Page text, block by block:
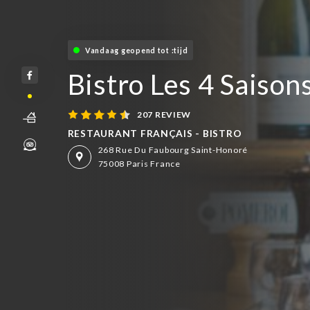
Vandaag geopend tot :tijd
Bistro Les 4
207 REVIEW
RESTAURANT FRANÇAIS - BISTRO
268 Rue Du Faubourg Saint-Honoré
75008 Paris France